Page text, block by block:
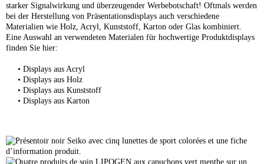
starker Signalwirkung und überzeugender Werbebotschaft! Oftmals werden
bei der Herstellung von Präsentationsdisplays auch verschiedene
Materialien wie Holz, Acryl, Kunststoff, Karton oder Glas kombiniert.
Eine Auswahl an verwendeten Materialen für hochwertige Produktdisplays
finden Sie hier:
• Displays aus Acryl
• Displays aus Holz
• Displays aus Kunststoff
• Displays aus Karton